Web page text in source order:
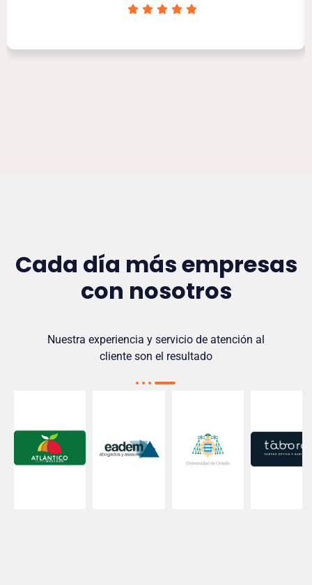
Cada día más empresas
con nosotros
Nuestra experiencia y servicio de atención al
cliente son el resultado